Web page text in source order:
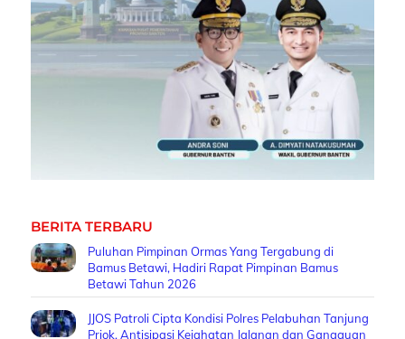
BERITA TERBARU
Puluhan Pimpinan Ormas Yang Tergabung di
Bamus Betawi, Hadiri Rapat Pimpinan Bamus
Betawi Tahun 2026
JJOS Patroli Cipta Kondisi Polres Pelabuhan Tanjung
Priok, Antisipasi Kejahatan Jalanan dan Gangguan